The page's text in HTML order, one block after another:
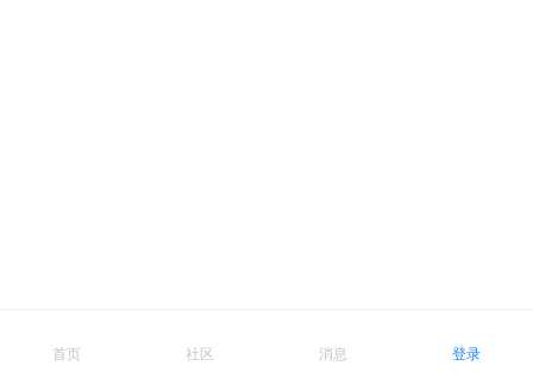
首页 社区 消息 登录